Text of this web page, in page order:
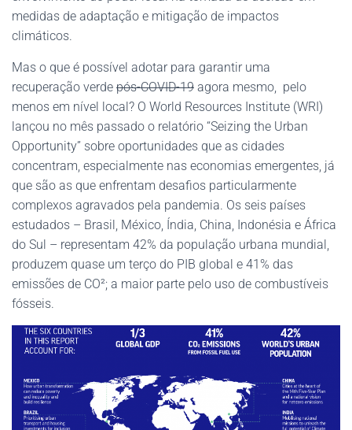
medidas de adaptação e mitigação de impactos
climáticos.
Mas o que é possível adotar para garantir uma
recuperação verde pós-COVID-19 agora mesmo, pelo
menos em nível local? O World Resources Institute (WRI)
lançou no mês passado o relatório “Seizing the Urban
Opportunity” sobre oportunidades que as cidades
concentram, especialmente nas economias emergentes, já
que são as que enfrentam desafios particularmente
complexos agravados pela pandemia. Os seis países
estudados – Brasil, México, Índia, China, Indonésia e África
do Sul – representam 42% da população urbana mundial,
produzem quase um terço do PIB global e 41% das
emissões de CO²; a maior parte pelo uso de combustíveis
fósseis.